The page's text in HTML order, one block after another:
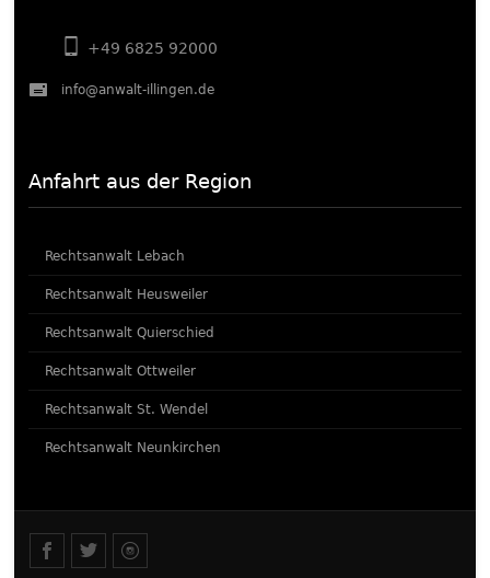
+49 6825 92000
info@anwalt-illingen.de
Anfahrt aus der Region
Rechtsanwalt Lebach
Rechtsanwalt Heusweiler
Rechtsanwalt Quierschied
Rechtsanwalt Ottweiler
Rechtsanwalt St. Wendel
Rechtsanwalt Neunkirchen